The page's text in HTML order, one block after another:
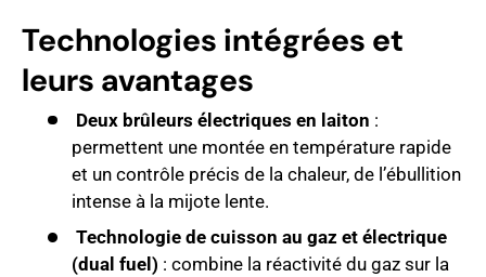
Technologies intégrées et
leurs avantages
Deux brûleurs électriques en laiton :
permettent une montée en température rapide
et un contrôle précis de la chaleur, de l’ébullition
intense à la mijote lente.
Technologie de cuisson au gaz et électrique
(dual fuel) : combine la réactivité du gaz sur la